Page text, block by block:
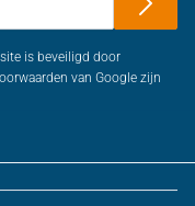
is beveiligd door
van Google zijn